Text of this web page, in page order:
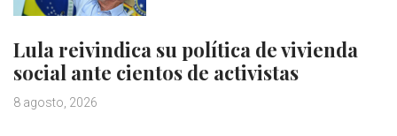
Lula reivindica su política de vivienda
social ante cientos de activistas
8 agosto, 2026